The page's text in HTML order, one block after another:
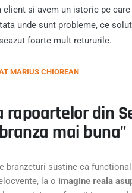
client si avem un istoric pe
unde sunt probleme, ce
foarte mult retururile.
MARIUS CHIOREAN
rapoartelor din
mai buna”
branzeturi sustine ca
la o imagine reala